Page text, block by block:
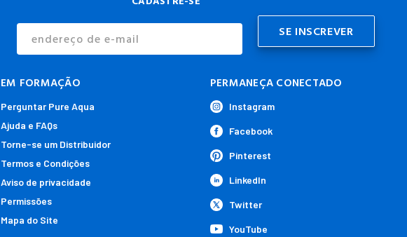
Endereço
E-
EM FORMAÇÃO
Perguntar Pure Aqua
Ajuda e FAQs
Torne-se um Distribuidor
Termos e Condições
Aviso de privacidade
Permissões
Mapa do Site
PERMANEÇA CONECTADO
Instagram
Facebook
Pinterest
LinkedIn
Twitter
YouTube